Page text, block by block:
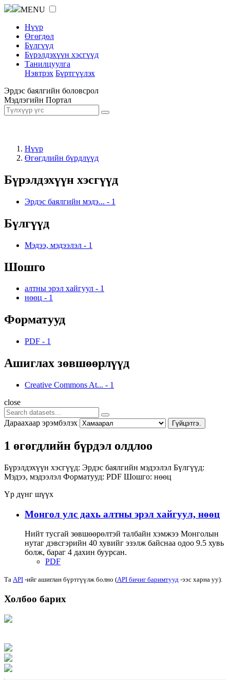
MENU
Нүүр
Өгөгдөл
Бүлгүүд
Бүрэлдэхүүн хэсгүүд
Танилцуулга
Нэвтрэх Бүртгүүлэх
Эрдэс баялгийн боловсрол
Мэдлэгийн Портал
Нүүр
Өгөгдлийн бүрдлүүд
Бүрэлдэхүүн хэсгүүд
Эрдэс баялгийн мэдэ... - 1
Бүлгүүд
Мэдээ, мэдээлэл - 1
Шошго
алтны эрэл хайгуул - 1
нөөц - 1
Форматууд
PDF - 1
Ашиглах зөвшөөрлүүд
Creative Commons At... - 1
close
Дараахаар эрэмбэлэх Гүйцэтгэ.
1 өгөгдлийн бүрдэл олдлоо
Бүрэлдэхүүн хэсгүүд: Эрдэс баялгийн мэдээлэл Бүлгүүд:
Мэдээ, мэдээлэл Форматууд: PDF Шошго: нөөц
Үр дүнг шүүх
Монгол улс дахь алтны эрэл хайгуул, нөөц
Нийт тусгай зөвшөөрөлтэй талбайн хэмжээ Монголын
нутаг дэвсгэрийн 40 хувийг эзэлж байснаа одоо 9.5 хувь
болж, бараг 4 дахин буурсан.
PDF
Та API -ийг ашиглан бүртгүүлж болно (API бичиг баримтууд -ээс харна уу).
Холбоо барих